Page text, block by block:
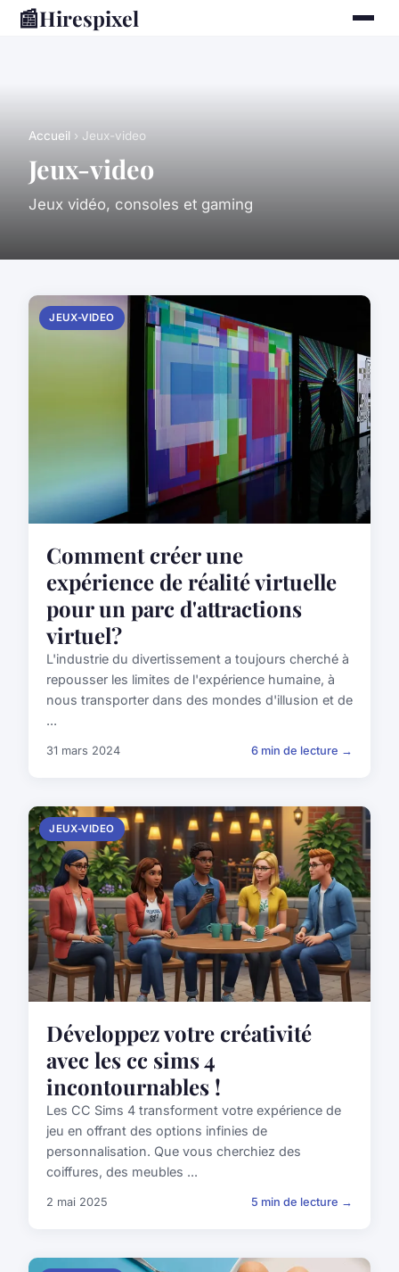
📰Hirespixel
Accueil › Jeux-video
Jeux-video
Jeux vidéo, consoles et gaming
JEUX-VIDEO
Comment créer une
expérience de réalité virtuelle
pour un parc d'attractions
virtuel?
L'industrie du divertissement a toujours cherché à
repousser les limites de l'expérience humaine, à
nous transporter dans des mondes d'illusion et de
...
31 mars 2024 6 min de lecture →
JEUX-VIDEO
Développez votre créativité
avec les cc sims 4
incontournables !
Les CC Sims 4 transforment votre expérience de
jeu en offrant des options infinies de
personnalisation. Que vous cherchiez des
coiffures, des meubles ...
2 mai 2025 5 min de lecture →